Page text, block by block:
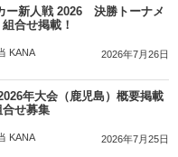
ー新人戦 2026 決勝トーナメ
合せ掲載！
KANA 2026年7月26日
年大会（鹿児島）概要掲載
合せ募集
KANA 2026年7月25日